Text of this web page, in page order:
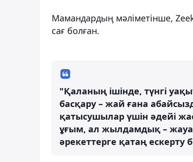
Мамандардың мәліметінше,
сағ болған.
"Қаланың ішінде, түнгі
басқару – жай ғана
қатысушылар үшін әдейі
ұғым, ал жылдамдық –
әрекеттерге қатаң ескерту